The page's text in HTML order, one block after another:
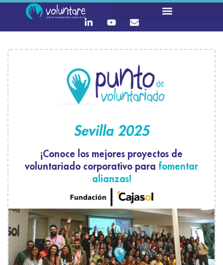
Sevilla 2025
¡Conoce los mejores proyectos de
voluntariado corporativo para fomentar
alianzas!